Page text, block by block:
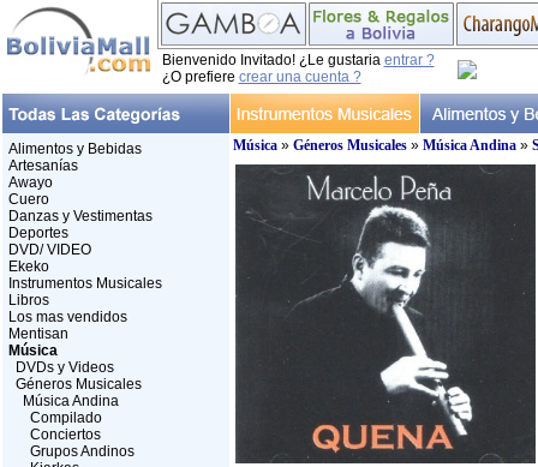
Bienvenido Invitado! ¿Le gustaria entrar ?
¿O prefiere crear una cuenta ?
Alimentos y Bebidas
Artesanías
Awayo
Cuero
Danzas y Vestimentas
Deportes
DVD/ VIDEO
Ekeko
Instrumentos Musicales
Libros
Los mas vendidos
Mentisan
Música
DVDs y Videos
Géneros Musicales
Música Andina
Compilado
Conciertos
Grupos Andinos
Música» Géneros Musicales» Música Andina»